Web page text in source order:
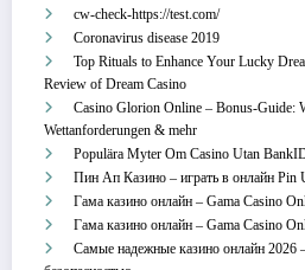
cw-check-https://test.com/
Coronavirus disease 2019
Top Rituals to Enhance Your Lucky
Review of Dream Casino
Casino Glorion Online – Bonus‑Guide:
Wettanforderungen & mehr
Populära Myter Om Casino Utan
Пин Ап Казино – играть в онлайн Pin
Гама казино онлайн – Gama Casino
Гама казино онлайн – Gama Casino
Самые надежные казино онлайн 2026